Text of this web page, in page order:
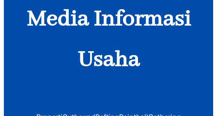
Media Informasi
Usaha